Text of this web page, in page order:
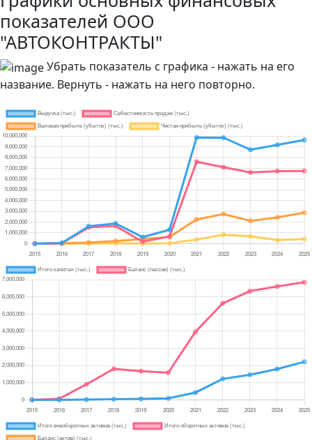
показателей ООО
"АВТОКОНТРАКТЫ"
Убрать показатель с графика - нажать на его
название. Вернуть - нажать на него повторно.